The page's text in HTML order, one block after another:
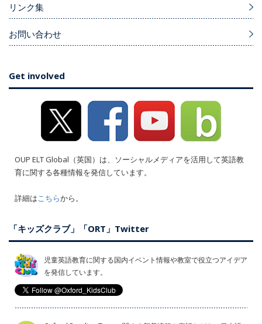
リンク集
お問い合わせ
Get involved
OUP ELT Global（英国）は、ソーシャルメディアを活用して英語教
育に関する各種情報を発信しています。
詳細はこちらから。
「キッズクラブ」「ORT」Twitter
児童英語教育に関する国内イベント情報や教室で役立つアイデア
を発信しています。